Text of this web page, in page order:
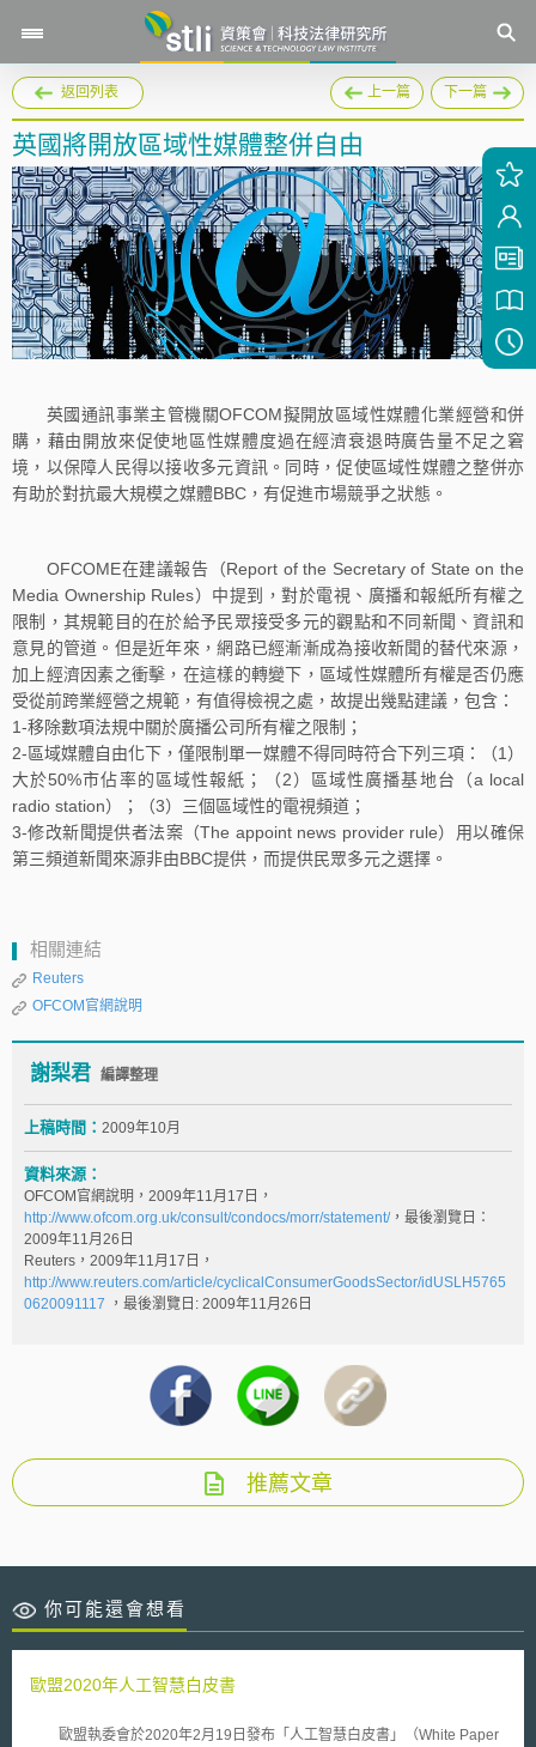
返回列表 上一篇 下一篇
英國將開放區域性媒體整併自由
英國通訊事業主管機關OFCOM擬開放區域性媒體化業經營和併
購，藉由開放來促使地區性媒體度過在經濟衰退時廣告量不足之窘
境，以保障人民得以接收多元資訊。同時，促使區域性媒體之整併亦
有助於對抗最大規模之媒體BBC，有促進市場競爭之狀態。
OFCOME在建議報告（Report of the Secretary of State on the
Media Ownership Rules）中提到，對於電視、廣播和報紙所有權之
限制，其規範目的在於給予民眾接受多元的觀點和不同新聞、資訊和
意見的管道。但是近年來，網路已經漸漸成為接收新聞的替代來源，
加上經濟因素之衝擊，在這樣的轉變下，區域性媒體所有權是否仍應
受從前跨業經營之規範，有值得檢視之處，故提出幾點建議，包含：
1-移除數項法規中關於廣播公司所有權之限制；
2-區域媒體自由化下，僅限制單一媒體不得同時符合下列三項：（1）
大於50%市佔率的區域性報紙；（2）區域性廣播基地台（a local
radio station）；（3）三個區域性的電視頻道；
3-修改新聞提供者法案（The appoint news provider rule）用以確保
第三頻道新聞來源非由BBC提供，而提供民眾多元之選擇。
相關連結
Reuters
OFCOM官網說明
謝梨君 編譯整理
上稿時間： 2009年10月
資料來源：
OFCOM官網說明，2009年11月17日，
http://www.ofcom.org.uk/consult/condocs/morr/statement/，最後瀏覽日：
2009年11月26日
Reuters，2009年11月17日，
http://www.reuters.com/article/cyclicalConsumerGoodsSector/idUSLH5765
0620091117 ，最後瀏覽日: 2009年11月26日
推薦文章
你可能還會想看
歐盟2020年人工智慧白皮書
歐盟執委會於2020年2月19日發布「人工智慧白皮書」（White Paper